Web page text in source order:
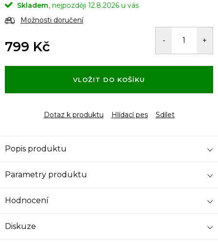
Skladem
12.8.2026
Možnosti doručení
799 Kč
cena:
VLOŽIT DO KOŠÍKU
Dotaz k produktu Hlídací pes Sdílet
Popis produktu
Parametry produktu
Hodnocení
Diskuze